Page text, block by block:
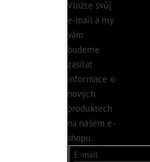
Vložte svůj
e-mail a my
vám
budeme
zasílat
informace o
nových
produktech
na našem e-
shopu.
E-mail